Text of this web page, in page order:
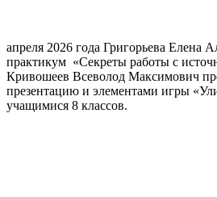
апреля 2026 года Григорьева Елена
практикум «Секреты работы с
Кривошеев Всеволод Максимович
презентацию и элементами игры
учащимися 8 классов.